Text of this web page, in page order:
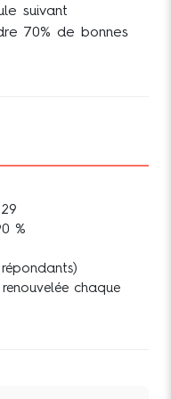
conseil
suivant
70% de bonnes
%
chaque